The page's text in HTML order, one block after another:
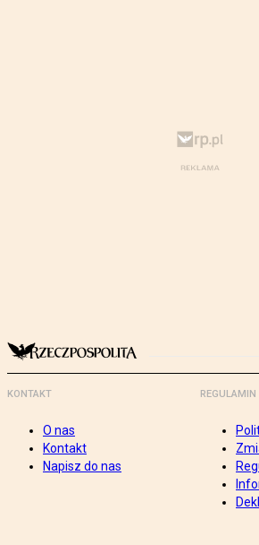
KONTAKT
O nas
Kontakt
Napisz do nas
REGULAMIN